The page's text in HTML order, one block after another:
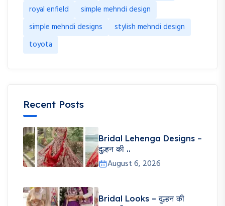
royal enfield
simple mehndi design
simple mehndi designs
stylish mehndi design
toyota
Recent Posts
Bridal Lehenga Designs –
दुल्हन की ..
August 6, 2026
Bridal Looks – दुल्हन की